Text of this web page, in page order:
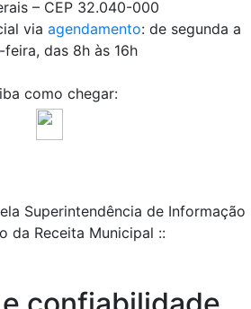
– CEP 32.040-000
via agendamento: de segunda a
feira, das 8h às 16h
como chegar:
Superintendência de Informação
da Receita Municipal ::